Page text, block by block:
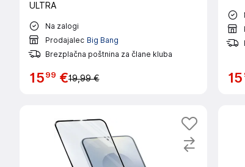
ULTRA
Na zalogi
Prodajalec Big Bang
Brezplačna poštnina za člane kluba
1599 €19,99 € 15